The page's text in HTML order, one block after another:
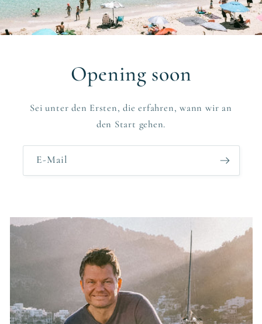
Opening soon
Sei unter den Ersten, die erfahren, wann wir an
den Start gehen.
E-Mail